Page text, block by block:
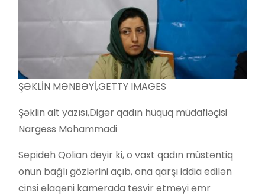
ŞƏKLİN MƏNBƏYİ,GETTY IMAGES
Şəklin alt yazısı,Digər qadın hüquq müdafiəçisi
Nargess Mohammadi
Sepideh Qolian deyir ki, o vaxt qadın müstəntiq
onun bağlı gözlərini açıb, ona qarşı iddia edilən
cinsi əlaqəni kamerada təsvir etməyi əmr